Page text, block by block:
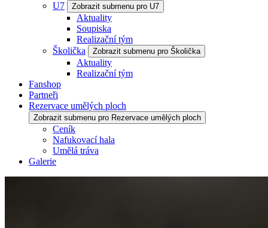
U7
Zobrazit submenu pro U7
Aktuality
Soupiska
Realizační tým
Školička
Zobrazit submenu pro Školička
Aktuality
Realizační tým
Fanshop
Partneři
Rezervace umělých ploch
Zobrazit submenu pro Rezervace umělých ploch
Ceník
Nafukovací hala
Umělá tráva
Galerie